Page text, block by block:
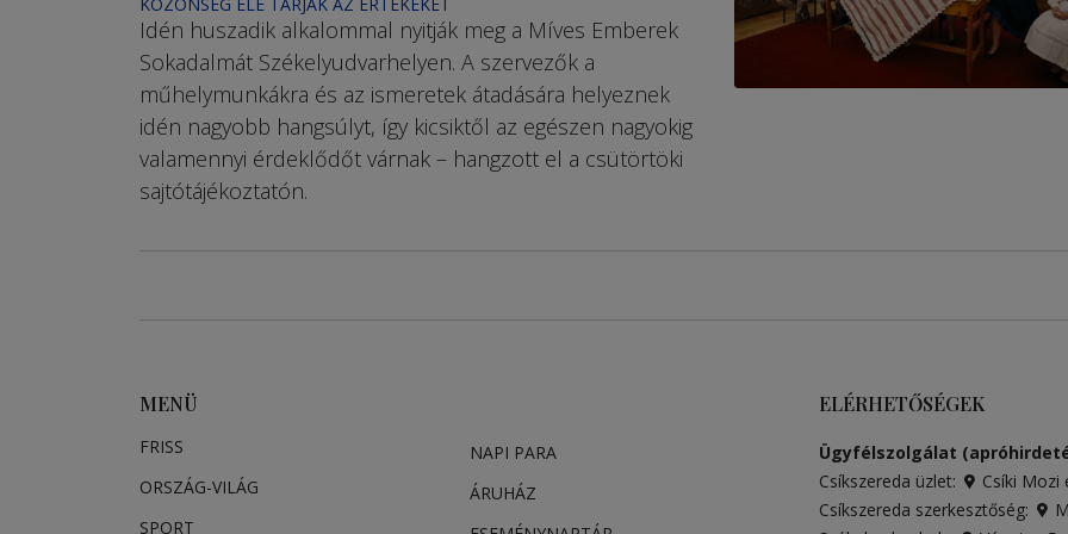
Idén huszadik alkalommal nyitják meg a Míves Emberek
Sokadalmát Székelyudvarhelyen. A szervezők a
műhelymunkákra és az ismeretek átadására helyeznek
idén nagyobb hangsúlyt, így kicsiktől az egészen nagyokig
valamennyi érdeklődőt várnak – hangzott el a csütörtöki
sajtótájékoztatón.
MENÜ
FRISS
ORSZÁG-VILÁG
SPORT
NAPI PARA
ÁRUHÁZ
ELÉRHETŐSÉGEK
Ügyfélszolgálat
Csíkszereda üzlet:
Csíki Mozi
Csíkszereda szerkesztőség: